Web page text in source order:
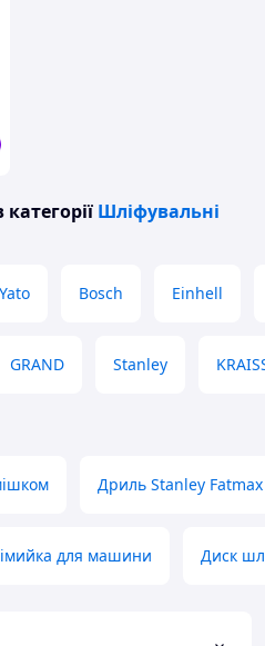
категорії Шліфувальні
Yato Bosch Einhell
GRAND Stanley
Дриль Stanley
для машини Диск